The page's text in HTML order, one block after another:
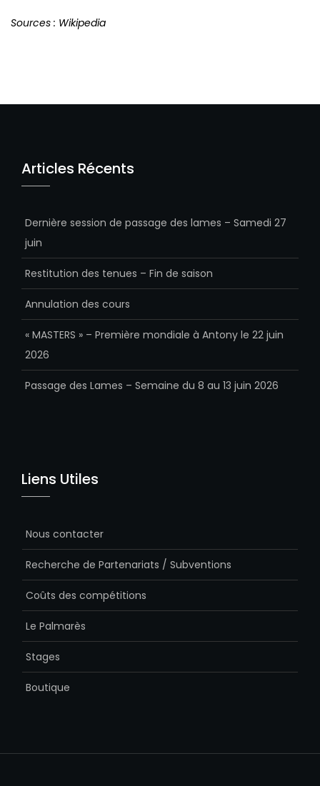
Sources : Wikipedia
Articles Récents
Dernière session de passage des lames – Samedi 27
juin
Restitution des tenues – Fin de saison
Annulation des cours
« MASTERS » – Première mondiale à Antony le 22 juin
2026
Passage des Lames – Semaine du 8 au 13 juin 2026
Liens Utiles
Nous contacter
Recherche de Partenariats / Subventions
Coûts des compétitions
Le Palmarès
Stages
Boutique